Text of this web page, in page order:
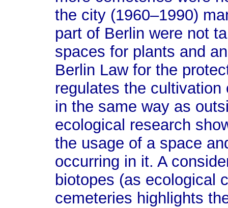
the city (1960–1990)
part of Berlin were not
spaces for plants and
Berlin Law for the
regulates the
in the same way as
ecological research
the usage of a space
occurring in it. A
biotopes (as ecological
cemeteries highlights